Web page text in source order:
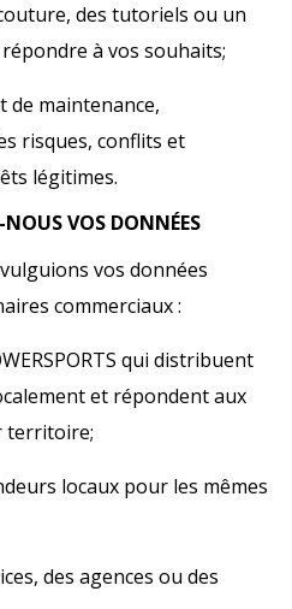
des tutoriels ou un
à vos souhaits;
de maintenance,
risques, conflits et
légitimes.
VOS DONNÉES
vos données
commerciaux :
qui distribuent
et répondent aux
territoire;
locaux pour les mêmes
des agences ou des